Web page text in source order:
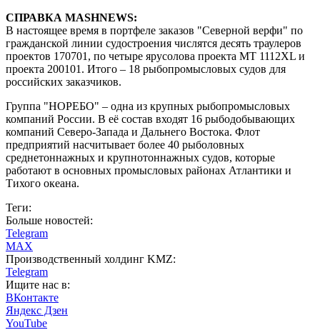
СПРАВКА MASHNEWS:
В настоящее время в портфеле заказов "Северной верфи" по
гражданской линии судостроения числятся десять траулеров
проектов 170701, по четыре ярусолова проекта MT 1112XL и
проекта 200101. Итого – 18 рыбопромысловых судов для
российских заказчиков.
Группа "НОРЕБО" – одна из крупных рыбопромысловых
компаний России. В её состав входят 16 рыбодобывающих
компаний Северо-Запада и Дальнего Востока. Флот
предприятий насчитывает более 40 рыболовных
среднетоннажных и крупнотоннажных судов, которые
работают в основных промысловых районах Атлантики и
Тихого океана.
Теги:
Больше новостей:
Telegram
MAX
Производственный холдинг KMZ:
Telegram
Ищите нас в:
ВКонтакте
Яндекс Дзен
YouTube